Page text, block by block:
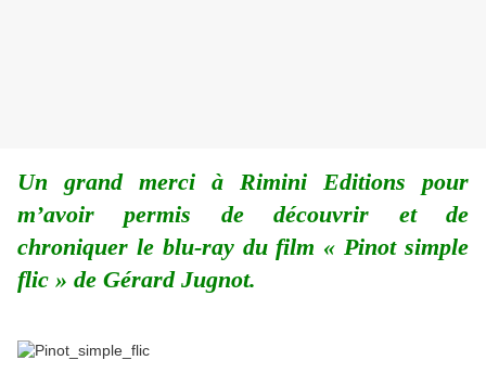
Un grand merci à Rimini Editions pour
m’avoir permis de découvrir et de
chroniquer le blu-ray du film « Pinot simple
flic » de Gérard Jugnot.